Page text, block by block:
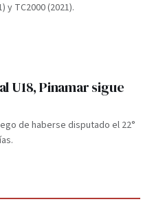
y TC2000 (2021).
U18, Pinamar sigue
de haberse disputado el 22°